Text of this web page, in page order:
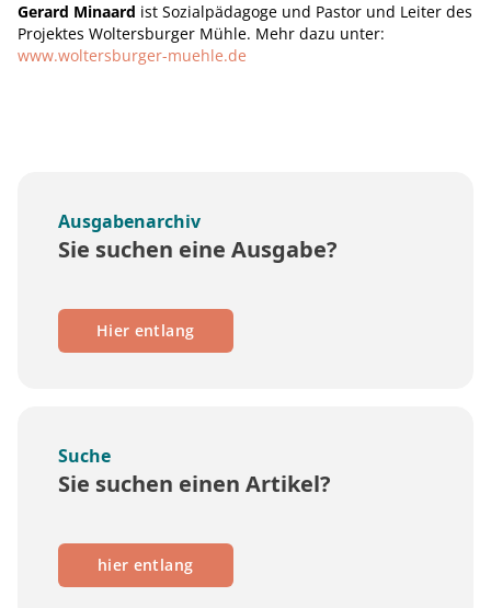
Gerard Minaard ist Sozialpädagoge und Pastor und Leiter des
Projektes Woltersburger Mühle. Mehr dazu unter:
www.woltersburger-muehle.de
Ausgabenarchiv
Sie suchen eine Ausgabe?
Hier entlang
Suche
Sie suchen einen Artikel?
hier entlang